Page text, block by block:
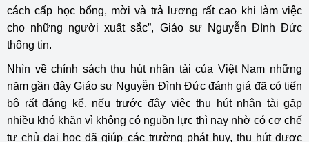
cách cấp học bổng, mời và trả lương rất cao khi làm việc
cho những người xuất sắc”, Giáo sư Nguyễn Đình Đức
thông tin.
Nhìn về chính sách thu hút nhân tài của Việt Nam những
năm gần đây Giáo sư Nguyễn Đình Đứcđánh giá đã có tiến
bộ rất đáng kể, nếu trước đây việc thu hút nhân tài gặp
nhiều khó khăn vì không có nguồn lực thì nay nhờ có cơ chế
tự chủ đại học đã giúp các trường phát huy, thu hút được